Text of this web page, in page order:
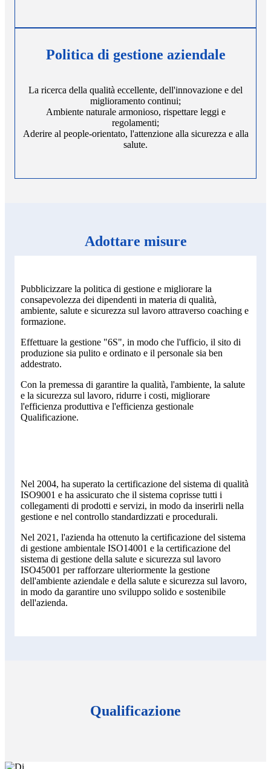
Politica di gestione aziendale
La ricerca della qualità eccellente, dell'innovazione e del
miglioramento continui;
Ambiente naturale armonioso, rispettare leggi e
regolamenti;
Aderire al people-orientato, l'attenzione alla sicurezza e alla
salute.
Adottare misure
Pubblicizzare la politica di gestione e migliorare la
consapevolezza dei dipendenti in materia di qualità,
ambiente, salute e sicurezza sul lavoro attraverso coaching e
formazione.
Effettuare la gestione "6S", in modo che l'ufficio, il sito di
produzione sia pulito e ordinato e il personale sia ben
addestrato.
Con la premessa di garantire la qualità, l'ambiente, la salute
e la sicurezza sul lavoro, ridurre i costi, migliorare
l'efficienza produttiva e l'efficienza gestionale
Qualificazione.
Nel 2004, ha superato la certificazione del sistema di qualità
ISO9001 e ha assicurato che il sistema coprisse tutti i
collegamenti di prodotti e servizi, in modo da inserirli nella
gestione e nel controllo standardizzati e procedurali.
Nel 2021, l'azienda ha ottenuto la certificazione del sistema
di gestione ambientale ISO14001 e la certificazione del
sistema di gestione della salute e sicurezza sul lavoro
ISO45001 per rafforzare ulteriormente la gestione
dell'ambiente aziendale e della salute e sicurezza sul lavoro,
in modo da garantire uno sviluppo solido e sostenibile
dell'azienda.
Qualificazione